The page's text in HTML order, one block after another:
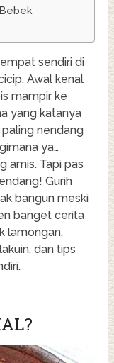
sendiri di
Awal kenal
mampir ke
yang katanya
nendang
ya…
amis. Tapi pas
Gurih
bangun meski
banget cerita
lamongan,
dan tips